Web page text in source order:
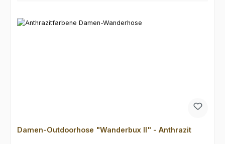
Damen-Outdoorhose "Wanderbux II" - Anthrazit